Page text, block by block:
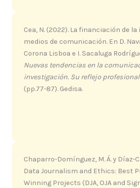
Cea, N. (2022). La financiación de
medios de comunicación. En D.
Corona Lisboa e I. Sacaluga
Nuevas tendencias en la
investigación. Su reflejo
(pp.77-87). Gedisa.
Chaparro-Domínguez, M. Á. y Díaz-
Data Journalism and Ethics: Best
Winning Projects (DJA, OJA and